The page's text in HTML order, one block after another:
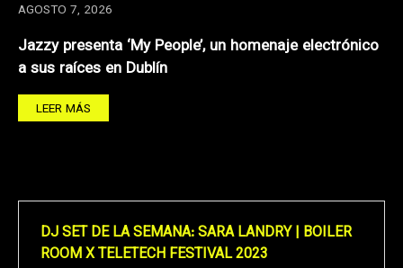
AGOSTO 7, 2026
Jazzy presenta ‘My People’, un homenaje electrónico
a sus raíces en Dublín
LEER MÁS
DJ SET DE LA SEMANA: SARA LANDRY | BOILER
ROOM X TELETECH FESTIVAL 2023